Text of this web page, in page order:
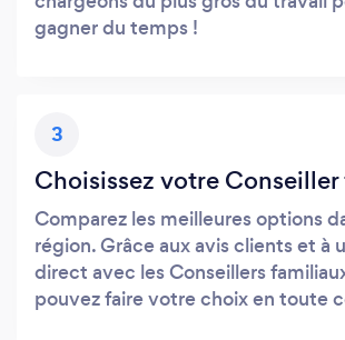
gagner du temps !
3
Choisissez votre
Comparez les meilleures options
région. Grâce aux avis clients et à
direct avec les Conseillers
pouvez faire votre choix en toute